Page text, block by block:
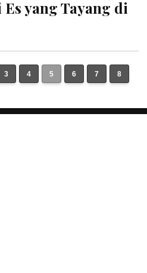
yang Tayang di
3 4 5 6 7 8